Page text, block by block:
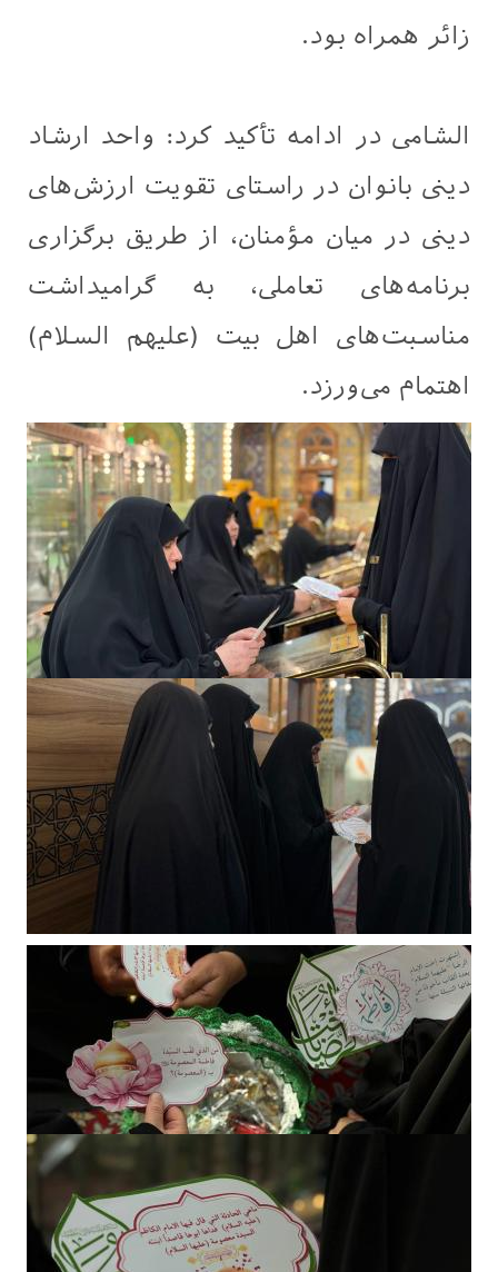
زائر همراه بود.
الشامی در ادامه تأکید کرد: واحد ارشاد
دینی بانوان در راستای تقویت ارزش‌های
دینی در میان مؤمنان، از طریق برگزاری
برنامه‌های تعاملی، به گرامیداشت
مناسبت‌های اهل بیت (علیهم السلام)
اهتمام می‌ورزد.